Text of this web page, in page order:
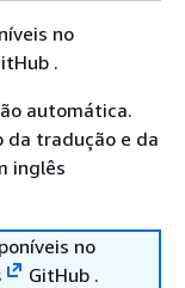
no
.
automática.
da tradução e da
inglês
no
GitHub .